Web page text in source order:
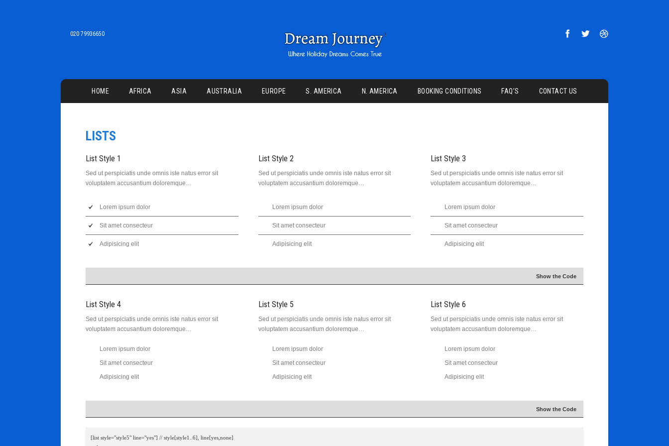
020 79936650
Main menu
HOME AFRICA ASIA AUSTRALIA EUROPE S. AMERICA N. AMERICA BOOKING CONDITIONS FAQ’S CONTACT US
LISTS
List Style 1
Sed ut perspiciatis unde omnis iste natus error sit
voluptatem accusantium doloremque…
Lorem ipsum dolor
Sit amet consecteur
Adipisicing elit
List Style 2
Sed ut perspiciatis unde omnis iste natus error sit
voluptatem accusantium doloremque…
Lorem ipsum dolor
Sit amet consecteur
Adipisicing elit
List Style 3
Sed ut perspiciatis unde omnis iste natus error sit
voluptatem accusantium doloremque…
Lorem ipsum dolor
Sit amet consecteur
Adipisicing elit
Show the Code
List Style 4
Sed ut perspiciatis unde omnis iste natus error sit
voluptatem accusantium doloremque…
Lorem ipsum dolor
Sit amet consecteur
Adipisicing elit
List Style 5
Sed ut perspiciatis unde omnis iste natus error sit
voluptatem accusantium doloremque…
Lorem ipsum dolor
Sit amet consecteur
Adipisicing elit
List Style 6
Sed ut perspiciatis unde omnis iste natus error sit
voluptatem accusantium doloremque…
Lorem ipsum dolor
Sit amet consecteur
Adipisicing elit
Show the Code
[list style="style5" line="yes"] // style[style1..6], line[yes,none]